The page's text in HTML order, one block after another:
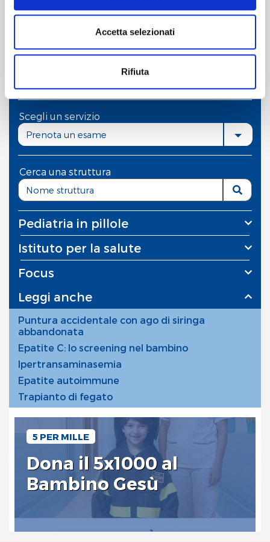
scelta sui cookie cliccando suwidget
basso a destra.
Chiudendo questo banner o utilizzando il pulsante
Rifiuta tutto", invece, verranno utilizzati i soli cookie
tecnici.
Accetta selezionati
Rifiuta
Scegli un servizio
Prenota un esame
Cerca una struttura
Pediatria in pillole
Istituto per la salute
Focus
Leggi anche
Puntura accidentale con ago di siringa
abbandonata
Epatite C: lo screening nel bambino
Ipertransaminasemia
Epatite autoimmune
Trapianto di fegato
5 PER MILLE
Dona il 5x1000 al
Bambino Gesù